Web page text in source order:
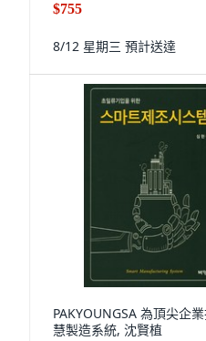
$755
8/12 星期三 預計送達
PAKYOUNGSA 為頂尖企
慧製造系統, 沈賢植